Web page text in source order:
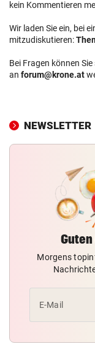
kein Kommentieren
Wir laden Sie ein, bei
mitzudiskutieren:
Bei Fragen können
an forum@krone.at
NEWSLETTER
Morgens
E-Mail